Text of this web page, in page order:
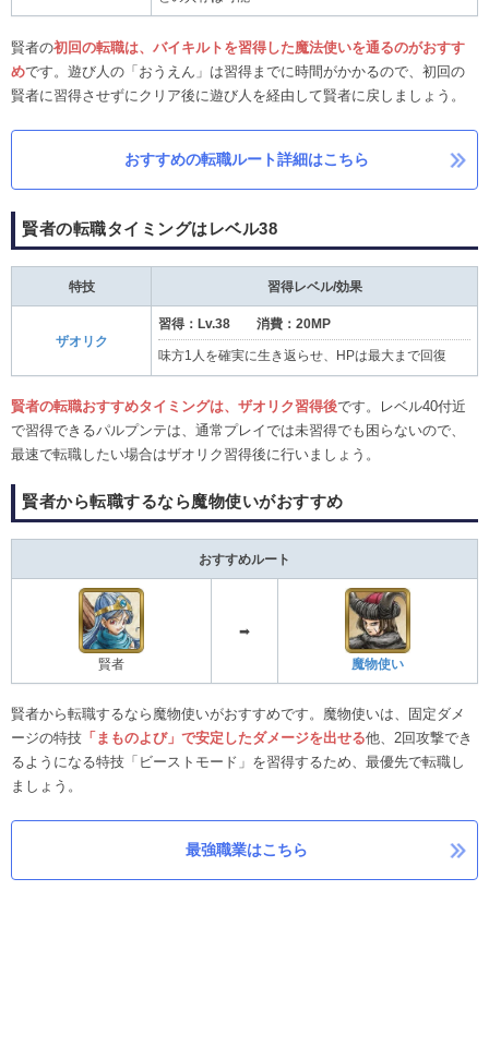
賢者の初回の転職は、バイキルトを習得した魔法使いを通るのがおすす
めです。遊び人の「おうえん」は習得までに時間がかかるので、初回の
賢者に習得させずにクリア後に遊び人を経由して賢者に戻しましょう。
おすすめの転職ルート詳細はこちら
賢者の転職タイミングはレベル38
特技 習得レベル/効果
ザオリク
習得：Lv.38 消費：20MP
味方1人を確実に生き返らせ、HPは最大まで回復
賢者の転職おすすめタイミングは、ザオリク習得後です。レベル40付近
で習得できるパルプンテは、通常プレイでは未習得でも困らないので、
最速で転職したい場合はザオリク習得後に行いましょう。
賢者から転職するなら魔物使いがおすすめ
おすすめルート
賢者
➡
魔物使い
賢者から転職するなら魔物使いがおすすめです。魔物使いは、固定ダメ
ージの特技 「まものよび」で安定したダメージを出せる他、2回攻撃でき
るようになる特技「ビーストモード」を習得するため、最優先で転職し
ましょう。
最強職業はこちら